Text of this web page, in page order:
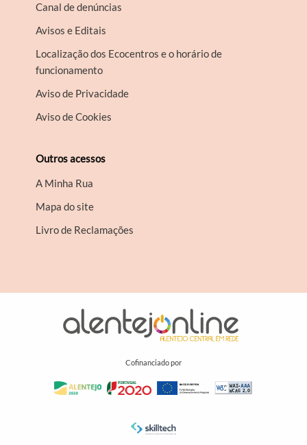
Canal de denúncias
Avisos e Editais
Localização dos Ecocentros e o horário de
funcionamento
Aviso de Privacidade
Aviso de Cookies
Outros acessos
A Minha Rua
Mapa do site
Livro de Reclamações
Cofinanciado por